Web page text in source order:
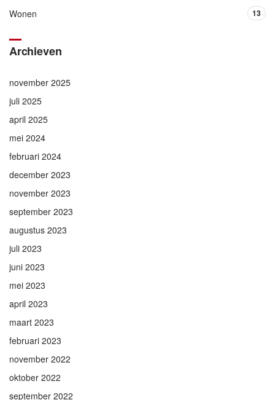
Wonen 13
Archieven
november 2025
juli 2025
april 2025
mei 2024
februari 2024
december 2023
november 2023
september 2023
augustus 2023
juli 2023
juni 2023
mei 2023
april 2023
maart 2023
februari 2023
november 2022
oktober 2022
september 2022